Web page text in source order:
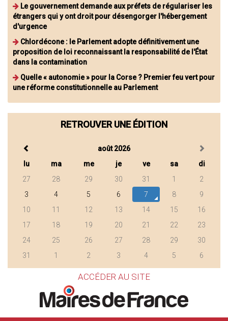
Le gouvernement demande aux préfets de régulariser les
étrangers qui y ont droit pour désengorger l'hébergement
d'urgence
Chlordécone : le Parlement adopte définitivement une
proposition de loi reconnaissant la responsabilité de l'État
dans la contamination
Quelle « autonomie » pour la Corse ? Premier feu vert pour
une réforme constitutionnelle au Parlement
RETROUVER UNE ÉDITION
août 2026
lu
ma me je ve sa
di
27
28 29 30 31 1
2
3
4 5 6 7 8
9
10
11 12 13 14 15
16
17
18 19 20 21 22
23
24
25 26 27 28 29
30
31
1 2 3 4 5 6
ACCÉDER AU SITE